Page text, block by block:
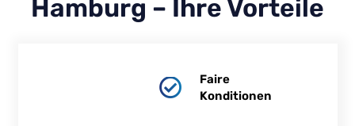
Hamburg – Ihre Vorteile
Faire
Konditionen